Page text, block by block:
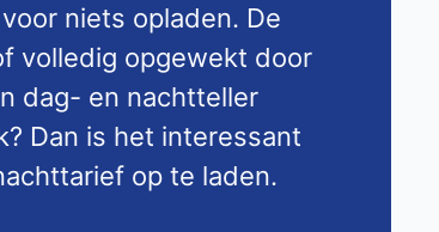
niets opladen. De
volledig opgewekt door
dag- en nachtteller
Dan is het interessant
op te laden.